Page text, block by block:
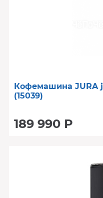
Кофемашина JURA
(15039)
189 990 Р